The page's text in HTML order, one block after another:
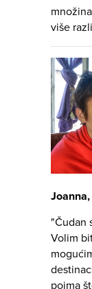
više
"Čudan
Volim
pojma